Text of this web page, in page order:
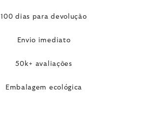
100 dias para devolução
Envio imediato
50k+ avaliações
Embalagem ecológica